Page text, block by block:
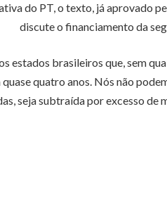
do PT, o texto, já aprovado
discute o financiamento da
estados brasileiros que, sem
quatro anos. Nós não
seja subtraída por excesso